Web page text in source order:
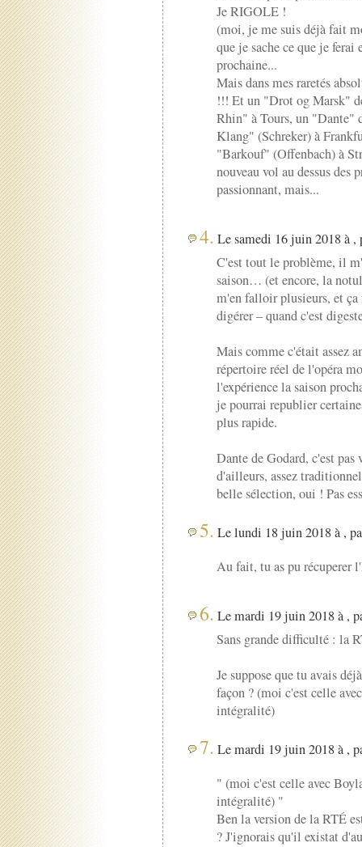
Je RIGOLE !
(moi, je me suis déjà fait
que je sache ce que je
prochaine...
Mais dans mes raretés
!!! Et un "Drot og Marsk"
Rhin" à Tours, un "Dante"
Klang" (Schreker) à
"Barkouf" (Offenbach) à
nouveau vol au dessus des
passionnant, mais...
4. Le samedi 16 juin 2018 à ,
C'est tout le problème, il
saison… (et encore, la
m'en falloir plusieurs, et ça
digérer – quand c'est
Mais comme c'était assez
répertoire réel de l'opéra
l'expérience la saison
je pourrai republier
plus rapide.
Dante de Godard, c'est
d'ailleurs, assez
belle sélection, oui ! Pas
5. Le lundi 18 juin 2018 à ,
Au fait, tu as pu récuperer
6. Le mardi 19 juin 2018 à ,
Sans grande difficulté : la
Je suppose que tu avais
façon ? (moi c'est celle
intégralité)
7. Le mardi 19 juin 2018 à ,
" (moi c'est celle avec
intégralité) "
Ben la version de la RTÉ
? J'ignorais qu'il existat